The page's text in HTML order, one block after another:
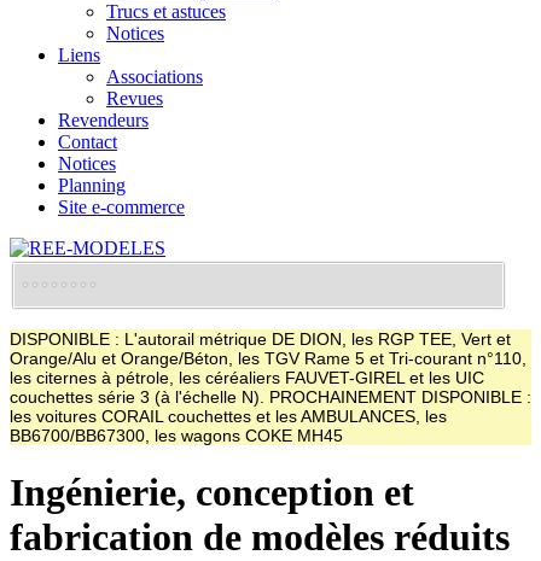
Trucs et astuces
Notices
Liens
Associations
Revues
Revendeurs
Contact
Notices
Planning
Site e-commerce
DISPONIBLE : L'autorail métrique DE DION, les RGP TEE, Vert et
Orange/Alu et Orange/Béton, les TGV Rame 5 et Tri-courant n°110,
les citernes à pétrole, les céréaliers FAUVET-GIREL et les UIC
couchettes série 3 (à l'échelle N). PROCHAINEMENT DISPONIBLE :
les voitures CORAIL couchettes et les AMBULANCES, les
BB6700/BB67300, les wagons COKE MH45
Ingénierie, conception et
fabrication de modèles réduits